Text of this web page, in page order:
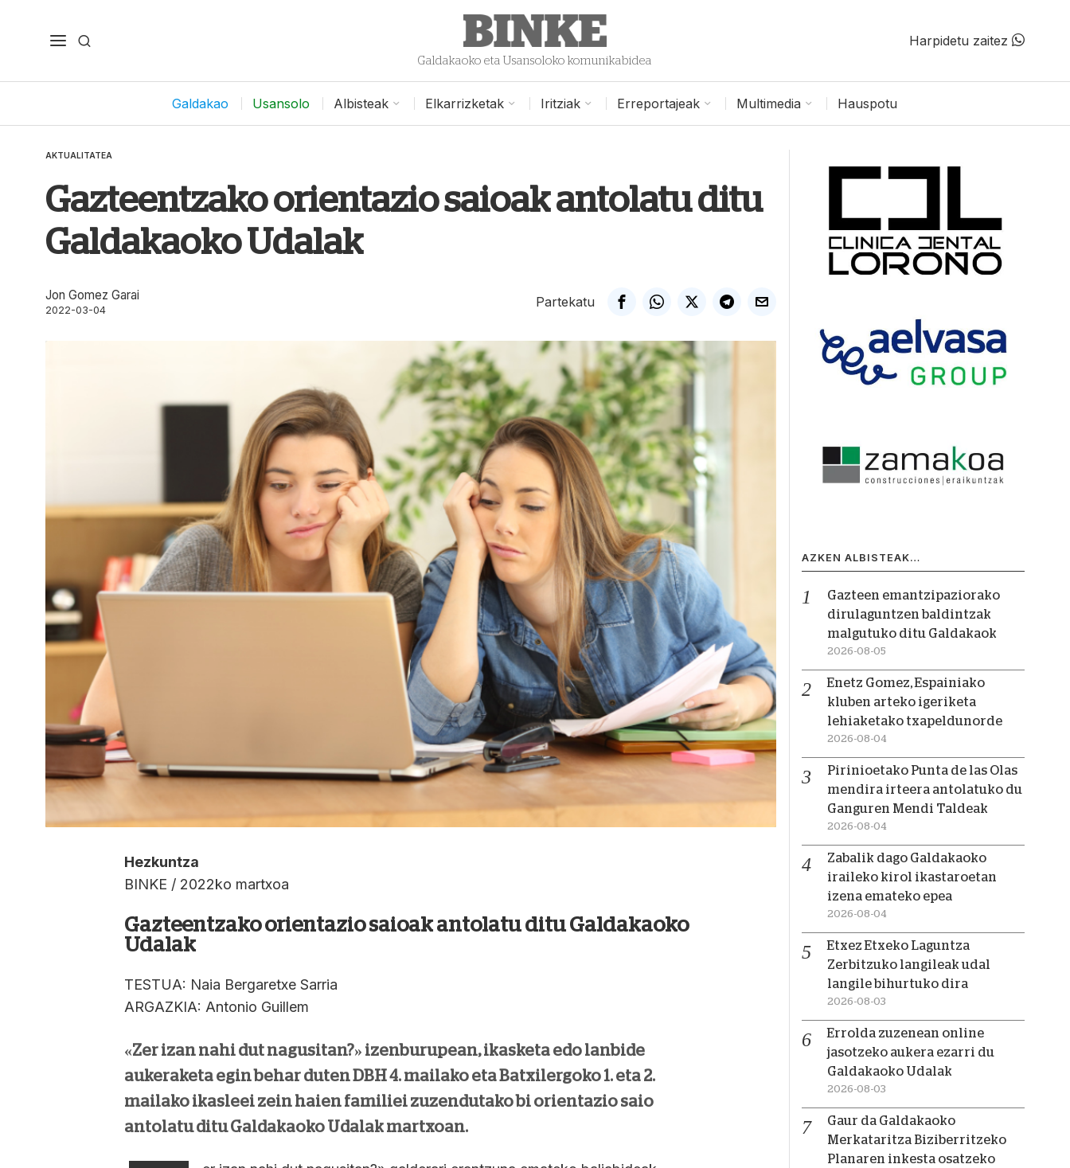
Galdakaoko eta Usansoloko komunikabidea
Harpidetu zaitez
Galdakao Usansolo Albisteak Elkarrizketak Iritziak Erreportajeak Multimedia Hauspotu
AKTUALITATEA
Gazteentzako orientazio saioak antolatu ditu
Galdakaoko Udalak
Jon Gomez Garai
2022-03-04
Partekatu
Hezkuntza
BINKE / 2022ko martxoa
Gazteentzako orientazio saioak antolatu ditu Galdakaoko
Udalak
TESTUA: Naia Bergaretxe Sarria
ARGAZKIA: Antonio Guillem
«Zer izan nahi dut nagusitan?» izenburupean, ikasketa edo lanbide
aukeraketa egin behar duten DBH 4. mailako eta Batxilergoko 1. eta 2.
mailako ikasleei zein haien familiei zuzendutako bi orientazio saio
antolatu ditu Galdakaoko Udalak martxoan.
AZKEN ALBISTEAK…
Gazteen emantzipaziorako
dirulaguntzen baldintzak
malgutuko ditu Galdakaok
2026-08-05
Enetz Gomez, Espainiako
kluben arteko igeriketa
lehiaketako txapeldunorde
2026-08-04
Pirinioetako Punta de las Olas
mendira irteera antolatuko du
Ganguren Mendi Taldeak
2026-08-04
Zabalik dago Galdakaoko
iraileko kirol ikastaroetan
izena emateko epea
2026-08-04
Etxez Etxeko Laguntza
Zerbitzuko langileak udal
langile bihurtuko dira
2026-08-03
Errolda zuzenean online
jasotzeko aukera ezarri du
Galdakaoko Udalak
2026-08-03
Gaur da Galdakaoko
Merkataritza Biziberritzeko
Planaren inkesta osatzeko